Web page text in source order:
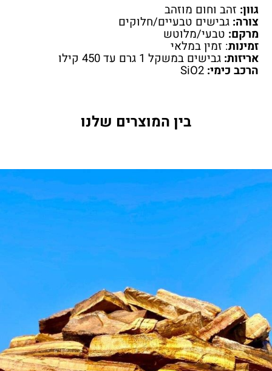
גוון: זהב וחום מוזהב
צורה: גבישים טבעיים/חלוקים
מרקם: טבעי/מלוטש
זמינות: זמין במלאי
אריזות: גבישים במשקל 1 גרם עד 450 קילו
הרכב כימי: SiO
2
בין המוצרים שלנו